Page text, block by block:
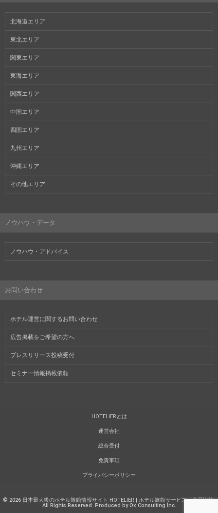
北海道エリア
東北エリア
関東エリア
東海エリア
関西エリア
中国エリア
四国エリア
九州エリア
沖縄エリア
その他エリア
ノウハウ・データ
ノウハウ・アドバイス
お問い合わせ
ホテル運営に関するお問い合わせ
広告掲載をご希望の方へ
プレスリリース投稿受付
セミナー情報掲載依頼
HOTELIERとは
運営会社
総合受付
免責事項
プライバシーポリシー
© 2026 日本最大級のホテル旅館情報サイト HOTELIER | ホテル旅館サービス・商品比較.
All Rights Reserved. Produced by Ox Consulting Inc.